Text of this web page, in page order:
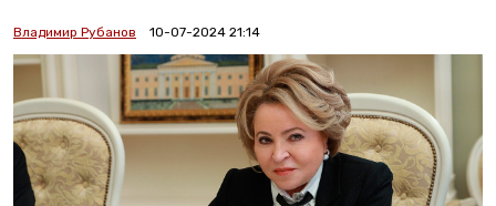
Владимир Рубанов 10-07-2024 21:14